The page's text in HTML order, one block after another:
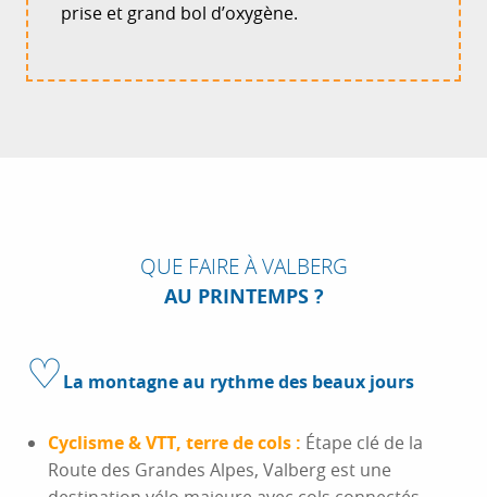
prise et grand bol d’oxygène.
QUE FAIRE À VALBERG
AU PRINTEMPS ?
♡La montagne au rythme des beaux jours
Cyclisme & VTT, terre de cols : Étape clé de la
Route des Grandes Alpes, Valberg est une